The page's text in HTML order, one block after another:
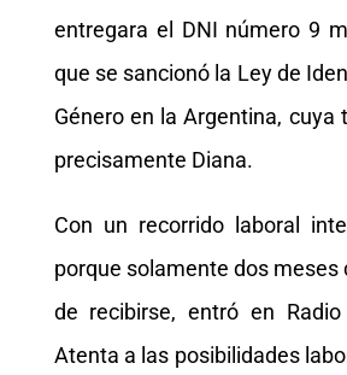
entregara el DNI número 9
que se sancionó la Ley de
Género en la Argentina, cuya
precisamente Diana.
Con un recorrido laboral
porque solamente dos meses
de recibirse, entró en Radio
Atenta a las posibilidades